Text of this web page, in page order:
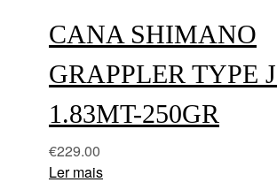
CANA SHIMANO
GRAPPLER TYPE
1.83MT-250GR
€229.00
Ler mais